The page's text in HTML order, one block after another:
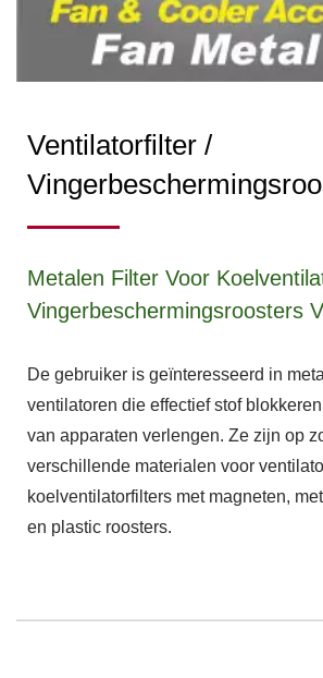
Ventilatorfilter /
Metalen Filter Voor
Vingerbeschermingsroosters
De gebruiker is geïnteresseerd in
ventilatoren die effectief stof
van apparaten verlengen. Ze zijn op
verschillende materialen voor
koelventilatorfilters met magneten,
en plastic roosters.